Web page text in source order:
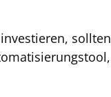
sollten